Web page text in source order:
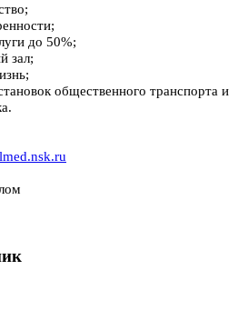
до 50%;
зал;
общественного транспорта и